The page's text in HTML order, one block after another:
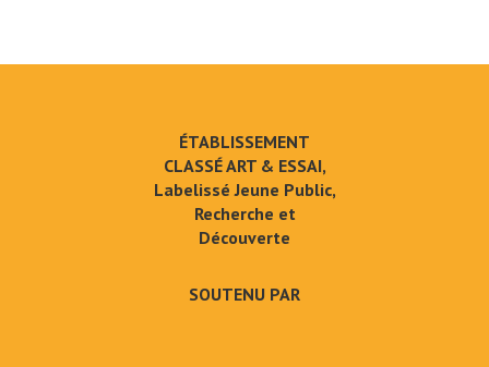
ÉTABLISSEMENT
CLASSÉ ART & ESSAI,
Labelissé Jeune Public,
Recherche et
Découverte
SOUTENU PAR